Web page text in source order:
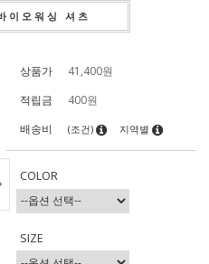
이오워싱 셔츠
상품가 41,400원
적립금
400원
배송비
(조건) 지역별
COLOR
SIZE